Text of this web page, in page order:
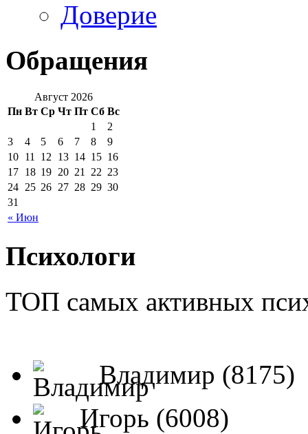
Доверие
Обращения
Август 2026
Пн Вт Ср Чт Пт Сб Вс
« Июн
1
2
3
4 5 6 7 8
9
10 11 12 13 14 15 16
17 18 19 20 21 22 23
24 25 26 27 28 29 30
31
Психологи
ТОП самых активных
Владимир (8175)
Игорь (6008)